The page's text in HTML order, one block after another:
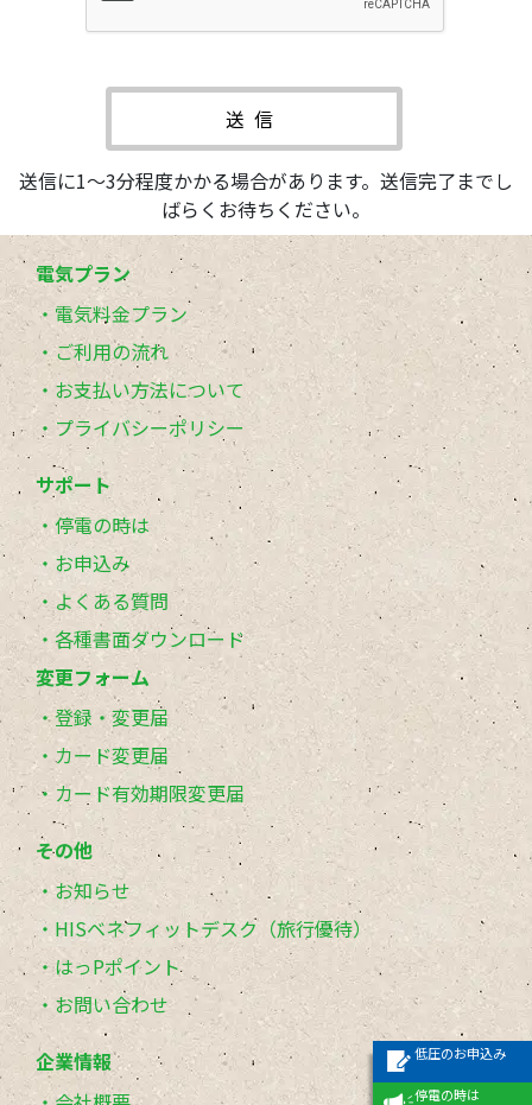
送信に1〜3分程度かかる場合があります。送信完了までし
ばらくお待ちください。
電気プラン
電気料金プラン
ご利用の流れ
お支払い方法について
プライバシーポリシー
サポート
停電の時は
お申込み
よくある質問
各種書面ダウンロード
変更フォーム
登録・変更届
カード変更届
カード有効期限変更届
その他
お知らせ
HISベネフィットデスク（旅行優待）
はっPポイント
お問い合わせ
企業情報
低圧のお申込み
停電の時は